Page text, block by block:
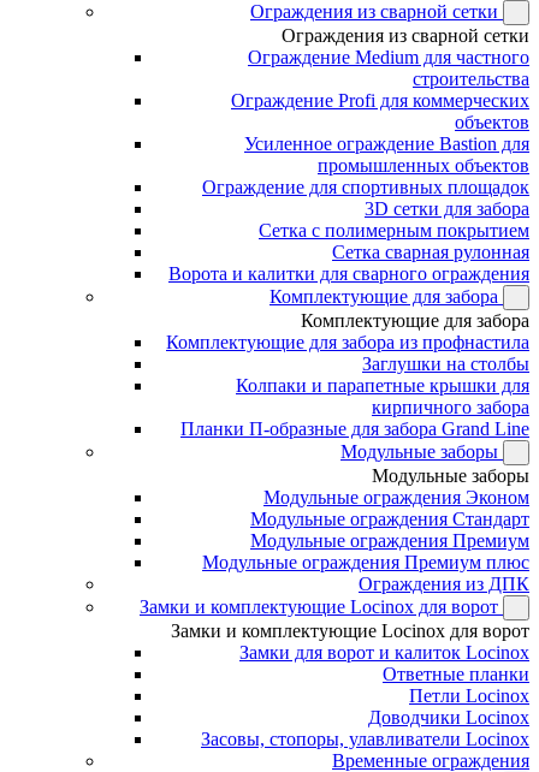
Ограждения из сварной сетки
Ограждения из сварной сетки
Ограждение Medium для частного
строительства
Ограждение Profi для коммерческих
объектов
Усиленное ограждение Bastion для
промышленных объектов
Ограждение для спортивных площадок
3D сетки для забора
Сетка с полимерным покрытием
Сетка сварная рулонная
Ворота и калитки для сварного ограждения
Комплектующие для забора
Комплектующие для забора
Комплектующие для забора из профнастила
Заглушки на столбы
Колпаки и парапетные крышки для
кирпичного забора
Планки П-образные для забора Grand Line
Модульные заборы
Модульные заборы
Модульные ограждения Эконом
Модульные ограждения Стандарт
Модульные ограждения Премиум
Модульные ограждения Премиум плюс
Ограждения из ДПК
Замки и комплектующие Locinox для ворот
Замки и комплектующие Locinox для ворот
Замки для ворот и калиток Locinox
Ответные планки
Петли Locinox
Доводчики Locinox
Засовы, стопоры, улавливатели Locinox
Временные ограждения